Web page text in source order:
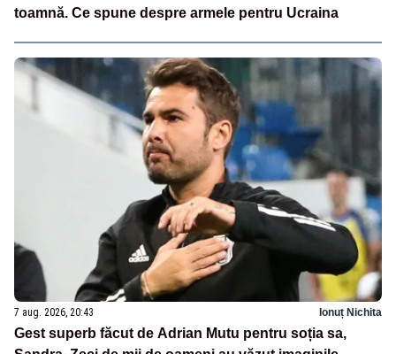
toamnă. Ce spune despre armele pentru Ucraina
7 aug. 2026, 20:43 Ionuț Nichita
Gest superb făcut de Adrian Mutu pentru soția sa,